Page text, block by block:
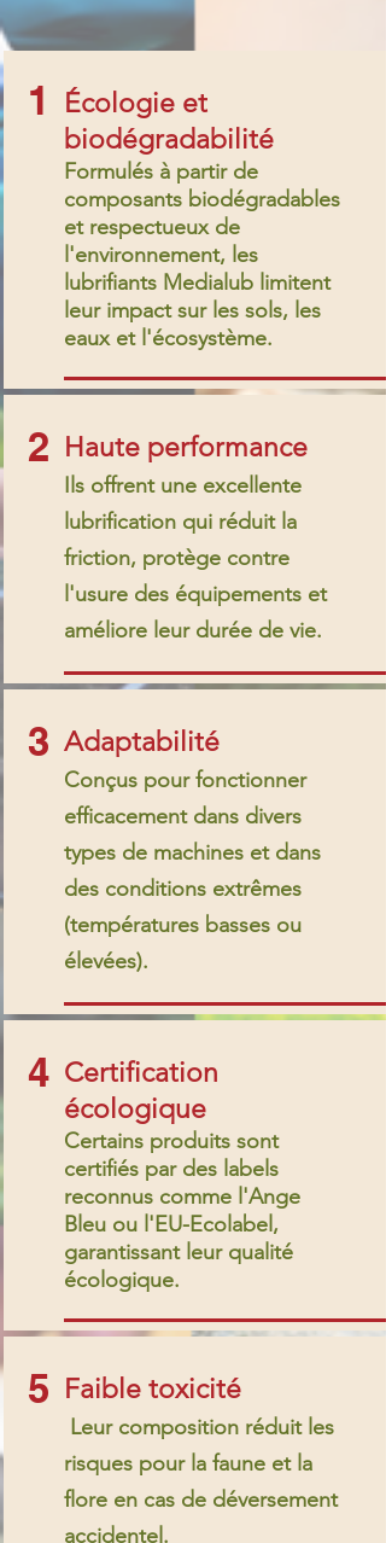
1
Écologie et
biodégradabilité
Formulés à partir de
composants biodégradables
et respectueux de
l'environnement, les
lubrifiants Medialub limitent
leur impact sur les sols, les
eaux et l'écosystème.
2 Haute performance
Ils offrent une excellente
lubrification qui réduit la
friction, protège contre
l'usure des équipements et
améliore leur durée de vie.
3 Adaptabilité
Conçus pour fonctionner
efficacement dans divers
types de machines et dans
des conditions extrêmes
(températures basses ou
élevées).
4 Certification
écologique
Certains produits sont
certifiés par des labels
reconnus comme l'Ange
Bleu ou l'EU-Ecolabel,
garantissant leur qualité
écologique.
5 Faible toxicité
Leur composition réduit les
risques pour la faune et la
flore en cas de déversement
accidentel.